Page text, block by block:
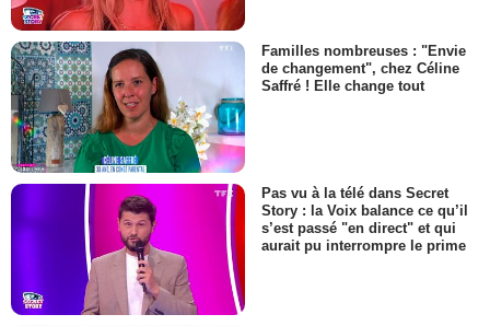
Familles nombreuses : "Envie
de changement", chez Céline
Saffré ! Elle change tout
Pas vu à la télé dans Secret
Story : la Voix balance ce qu’il
s’est passé "en direct" et qui
aurait pu interrompre le prime